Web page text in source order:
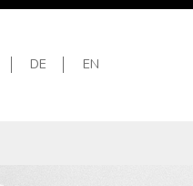
DE EN